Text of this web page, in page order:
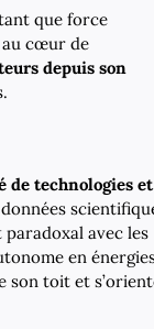
que force
au cœur de
depuis son
de technologies et
avec les
en
son toit et